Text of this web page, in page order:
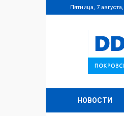
Пятница, 7
НОВОСТИ